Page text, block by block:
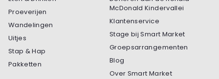
Proeverijen
Wandelingen
Uitjes
Stap & Hap
Pakketten
McDonald Kindervallei
Klantenservice
Stage bij Smart Market
Groepsarrangementen
Blog
Over Smart Market